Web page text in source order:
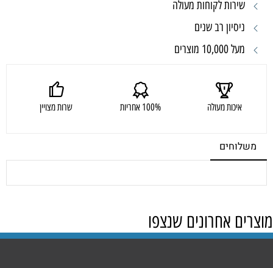
שירות לקוחות מעולה
ניסיון רב שנים
מעל 10,000 מוצרים
איכות מעולה 100% אחריות שרות מצויין
משלוחים
מוצרים אחרונים שנצפו